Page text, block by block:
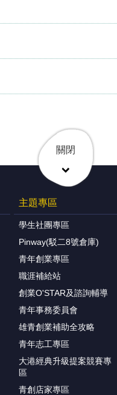
關閉
主題專區
學生社團專區
Pinway(駁二8號倉庫)
青年創業專區
職涯補給站
創業O'STAR及諮詢輔導
青年事務委員會
雄青創業補助全攻略
青年志工專區
大港經典升級提案競賽專
區
青創店家專區